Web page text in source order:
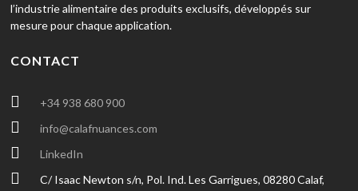
l’industrie alimentaire des produits exclusifs, développés sur
mesure pour chaque application.
CONTACT
+34 938 680 900
info@calafnuances.com
LinkedIn
C/ Isaac Newton s/n, Pol. Ind. Les Garrigues, 08280 Calaf,